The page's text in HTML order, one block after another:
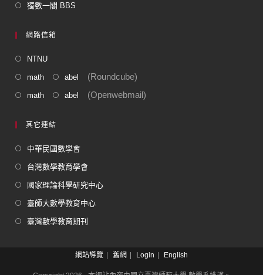
獨數一閣 BBS
網路信箱
NTNU
math abel (Roundcube)
math abel (Openwebmail)
其它連結
中華民國數學會
台灣數學教育學會
國家理論科學研究中心
臺師大數學教育中心
臺灣數學教育期刊
網站導覽 舊網 Login English